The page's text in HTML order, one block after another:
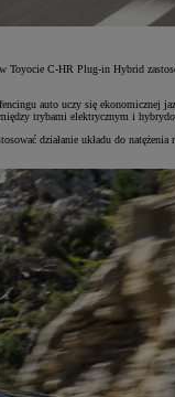
C-HR Plug-in Hybrid
auto uczy się ekonomicznej
trybami elektrycznym i
działanie układu do